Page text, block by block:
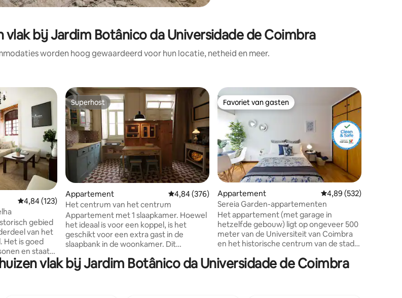
bij Jardim Botânico da Universidade de Coimbra
worden hoog gewaardeerd voor hun locatie, netheid en meer.
recensies
Gemiddelde beoordeling van 4,84 uit 5, 123 recensies
4,84 (123)
gebied
van het
Het is goed
en staat
van
van de
Superhost
Superhost
Appartement Gemiddelde beoordeling van 4,84 uit 5, 376 recensies
4,84 (376)
Het centrum van het centrum
Appartement met 1 slaapkamer. Hoewel
het ideaal is voor een koppel, is het
geschikt voor een extra gast in de
slaapbank in de woonkamer. Dit
nieuw Werelderfgoedgebied en is het
beste startpunt om de stad Coimbra te
Favoriet van gasten
Favoriet van gasten
Appartement Gemiddelde
4,89 (532)
Sereia Garden-appartementen
Het appartement (met garage in
hetzelfde gebouw) ligt op ongeveer 500
meter van de Universiteit van Coimbra
en het historische centrum van de stad,
op 50 meter van Praça da República. Het
vlak bij Jardim Botânico da Universidade de Coimbra